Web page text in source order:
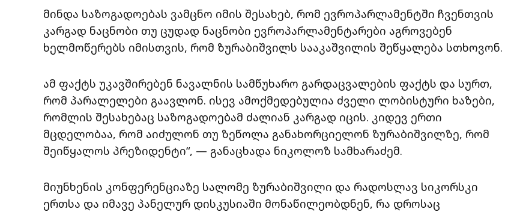
მინდა საზოგადოებას ვამცნო იმის შესახებ, რომ ევროპარლამენტში ჩვენთვის
კარგად ნაცნობი თუ ცუდად ნაცნობი ევროპარლამენტარები აგროვებენ
ხელმოწერებს იმისთვის, რომ ზურაბიშვილს სააკაშვილის შეწყალება სთხოვონ.
ამ ფაქტს უკავშირებენ ნავალნის სამწუხარო გარდაცვალების ფაქტს და სურთ,
რომ პარალელები გაავლონ. ისევ ამოქმედებულია ძველი ლობისტური ხაზები,
რომლის შესახებაც საზოგადოებამ ძალიან კარგად იცის. კიდევ ერთი
მცდელობაა, რომ აიძულონ თუ ზეწოლა განახორციელონ ზურაბიშვილზე, რომ
შეიწყალოს პრეზიდენტი“, — განაცხადა ნიკოლოზ სამხარაძემ.
მიუნხენის კონფერენციაზე სალომე ზურაბიშვილი და რადოსლავ სიკორსკი
ერთსა და იმავე პანელურ დისკუსიაში მონაწილეობდნენ, რა დროსაც